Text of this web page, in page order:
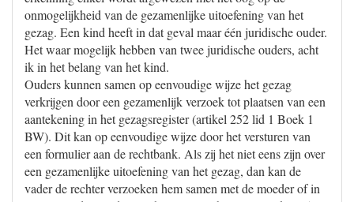
onmogelijkheid van de gezamenlijke uitoefening van het
gezag. Een kind heeft in dat geval maar één juridische ouder.
Het waar mogelijk hebben van twee juridische ouders, acht
ik in het belang van het kind.
Ouders kunnen samen op eenvoudige wijze het gezag
verkrijgen door een gezamenlijk verzoek tot plaatsen van een
aantekening in het gezagsregister (artikel 252 lid 1 Boek 1
BW). Dit kan op eenvoudige wijze door het versturen van
een formulier aan de rechtbank. Als zij het niet eens zijn over
een gezamenlijke uitoefening van het gezag, dan kan de
vader de rechter verzoeken hem samen met de moeder of in